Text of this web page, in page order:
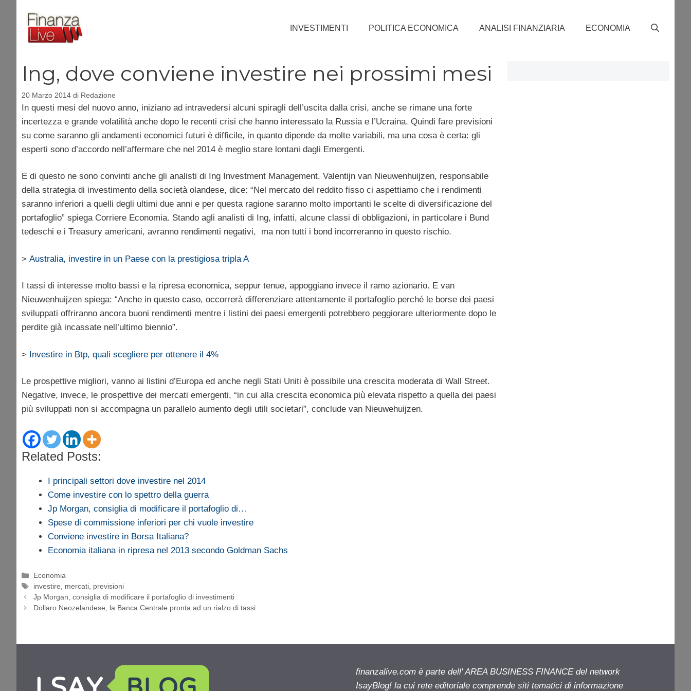
contenuto
INVESTIMENTI POLITICA ECONOMICA ANALISI FINANZIARIA ECONOMIA
Ing, dove conviene investire nei prossimi mesi
20 Marzo 2014 di Redazione
In questi mesi del nuovo anno, iniziano ad intravedersi alcuni spiragli dell’uscita dalla crisi, anche se rimane una forte
incertezza e grande volatilità anche dopo le recenti crisi che hanno interessato la Russia e l’Ucraina. Quindi fare previsioni
su come saranno gli andamenti economici futuri è difficile, in quanto dipende da molte variabili, ma una cosa è certa: gli
esperti sono d’accordo nell’affermare che nel 2014 è meglio stare lontani dagli Emergenti.
E di questo ne sono convinti anche gli analisti di Ing Investment Management. Valentijn van Nieuwenhuijzen, responsabile
della strategia di investimento della società olandese, dice: “Nel mercato del reddito fisso ci aspettiamo che i rendimenti
saranno inferiori a quelli degli ultimi due anni e per questa ragione saranno molto importanti le scelte di diversificazione del
portafoglio” spiega Corriere Economia. Stando agli analisti di Ing, infatti, alcune classi di obbligazioni, in particolare i Bund
tedeschi e i Treasury americani, avranno rendimenti negativi, ma non tutti i bond incorreranno in questo rischio.
> Australia, investire in un Paese con la prestigiosa tripla A
I tassi di interesse molto bassi e la ripresa economica, seppur tenue, appoggiano invece il ramo azionario. E van
Nieuwenhuijzen spiega: “Anche in questo caso, occorrerà differenziare attentamente il portafoglio perché le borse dei paesi
sviluppati offriranno ancora buoni rendimenti mentre i listini dei paesi emergenti potrebbero peggiorare ulteriormente dopo le
perdite già incassate nell’ultimo biennio”.
> Investire in Btp, quali scegliere per ottenere il 4%
Le prospettive migliori, vanno ai listini d’Europa ed anche negli Stati Uniti è possibile una crescita moderata di Wall Street.
Negative, invece, le prospettive dei mercati emergenti, “in cui alla crescita economica più elevata rispetto a quella dei paesi
più sviluppati non si accompagna un parallelo aumento degli utili societari”, conclude van Nieuwehuijzen.
Related Posts:
I principali settori dove investire nel 2014
Come investire con lo spettro della guerra
Jp Morgan, consiglia di modificare il portafoglio di…
Spese di commissione inferiori per chi vuole investire
Conviene investire in Borsa Italiana?
Economia italiana in ripresa nel 2013 secondo Goldman Sachs
Categorie
Economia
Tag
investire mercati previsioni
Jp Morgan, consiglia di modificare il portafoglio di investimenti
Dollaro Neozelandese, la Banca Centrale pronta ad un rialzo di tassi
finanzalive.com è parte dell' AREA BUSINESS FINANCE del network
IsayBlog! la cui rete editoriale comprende siti tematici di informazione